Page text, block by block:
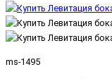
ms-1495